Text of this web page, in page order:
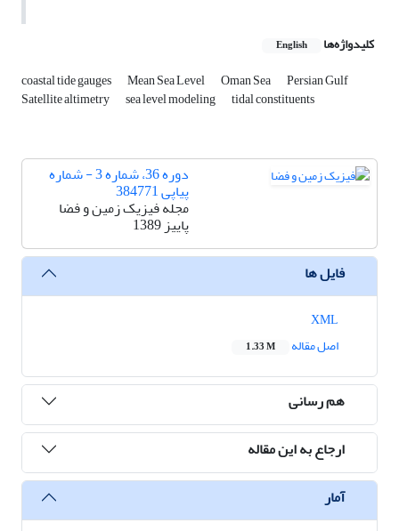
کلیدواژه‌ها English
coastal tide gauges Mean Sea Level Oman Sea Persian Gulf
Satellite altimetry sea level modeling tidal constituents
دوره 36، شماره 3 - شماره
پیاپی 384771
مجله فیزیک زمین و فضا
پاییز 1389
فایل ها
اصل مقاله
1.33 M
هم رسانی
ارجاع به این مقاله
آمار